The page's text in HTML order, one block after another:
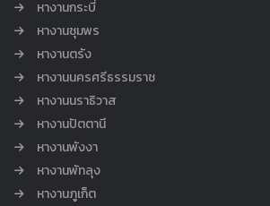
หางานกระบี่
หางานชุมพร
หางานตรัง
หางานนครศรีธรรมราช
หางานนราธิวาส
หางานปัตตานี
หางานพังงา
หางานพัทลุง
หางานภูเก็ต